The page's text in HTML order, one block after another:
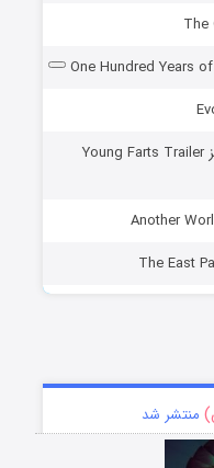
دانلود مستند قطعات تریلر یانگ فارتز Young Farts Trailer
منتشر شد